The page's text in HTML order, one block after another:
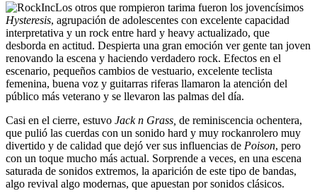
Los otros que rompieron tarima fueron los jovencísimos
Hysteresis, agrupación de adolescentes con excelente capacidad
interpretativa y un rock entre hard y heavy actualizado, que
desborda en actitud. Despierta una gran emoción ver gente tan joven
renovando la escena y haciendo verdadero rock. Efectos en el
escenario, pequeños cambios de vestuario, excelente teclista
femenina, buena voz y guitarras riferas llamaron la atención del
público más veterano y se llevaron las palmas del día.
Casi en el cierre, estuvo Jack n Grass, de reminiscencia ochentera,
que pulió las cuerdas con un sonido hard y muy rockanrolero muy
divertido y de calidad que dejó ver sus influencias de Poison, pero
con un toque mucho más actual. Sorprende a veces, en una escena
saturada de sonidos extremos, la aparición de este tipo de bandas,
algo revival algo modernas, que apuestan por sonidos clásicos.